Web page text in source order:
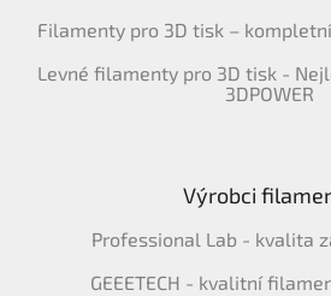
Filamenty pro 3D tisk –
Levné filamenty pro 3D tisk -
3DPOWER
Výrobci
Professional Lab - kvalita
GEEETECH - kvalitní